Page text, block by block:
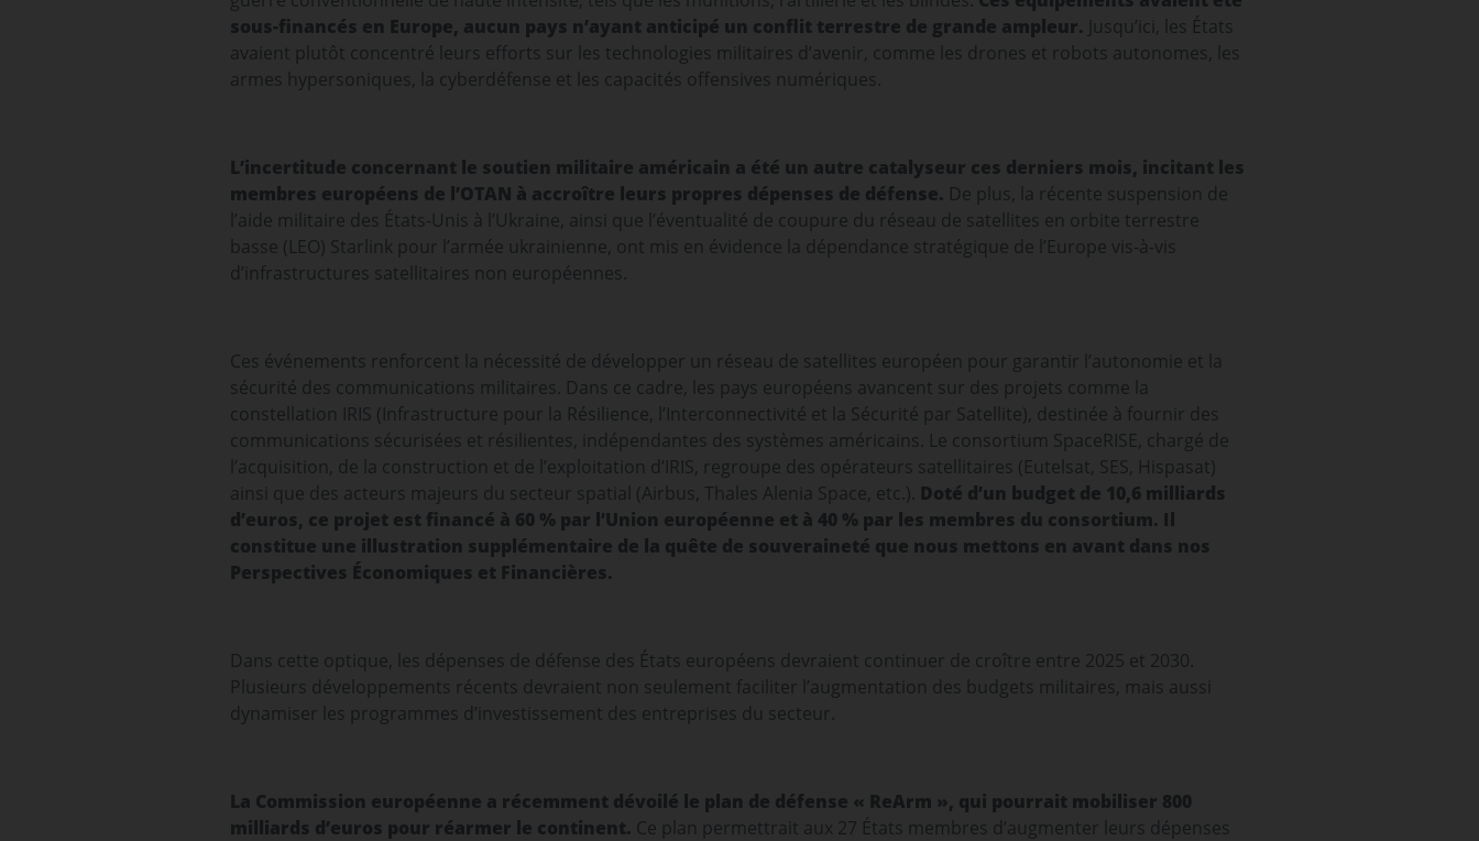
sous-financés en Europe, aucun pays n’ayant anticipé un conflit terrestre de grande ampleur. Jusqu’ici, les États
avaient plutôt concentré leurs efforts sur les technologies militaires d’avenir, comme les drones et robots autonomes, les
armes hypersoniques, la cyberdéfense et les capacités offensives numériques.
L’incertitude concernant le soutien militaire américain a été un autre catalyseur ces derniers mois, incitant les
membres européens de l’OTAN à accroître leurs propres dépenses de défense. De plus, la récente suspension de
l’aide militaire des États-Unis à l’Ukraine, ainsi que l’éventualité de coupure du réseau de satellites en orbite terrestre
basse (LEO) Starlink pour l’armée ukrainienne, ont mis en évidence la dépendance stratégique de l’Europe vis-à-vis
d’infrastructures satellitaires non européennes.
Ces événements renforcent la nécessité de développer un réseau de satellites européen pour garantir l’autonomie et la
sécurité des communications militaires. Dans ce cadre, les pays européens avancent sur des projets comme la
constellation IRIS (Infrastructure pour la Résilience, l’Interconnectivité et la Sécurité par Satellite), destinée à fournir des
communications sécurisées et résilientes, indépendantes des systèmes américains. Le consortium SpaceRISE, chargé de
l’acquisition, de la construction et de l’exploitation d’IRIS, regroupe des opérateurs satellitaires (Eutelsat, SES, Hispasat)
ainsi que des acteurs majeurs du secteur spatial (Airbus, Thales Alenia Space, etc.). Doté d’un budget de 10,6 milliards
d’euros, ce projet est financé à 60 % par l’Union européenne et à 40 % par les membres du consortium. Il
constitue une illustration supplémentaire de la quête de souveraineté que nous mettons en avant dans nos
Perspectives Économiques et Financières.
Dans cette optique, les dépenses de défense des États européens devraient continuer de croître entre 2025 et 2030.
Plusieurs développements récents devraient non seulement faciliter l’augmentation des budgets militaires, mais aussi
dynamiser les programmes d’investissement des entreprises du secteur.
La Commission européenne a récemment dévoilé le plan de défense « ReArm », qui pourrait mobiliser 800
milliards d’euros pour réarmer le continent. Ce plan permettrait aux 27 États membres d’augmenter leurs dépenses